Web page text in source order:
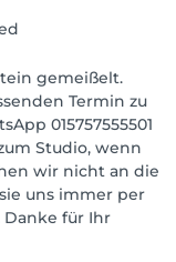
gemeißelt.
Termin zu
015757555501
Studio, wenn
wir nicht an die
uns immer per
für Ihr